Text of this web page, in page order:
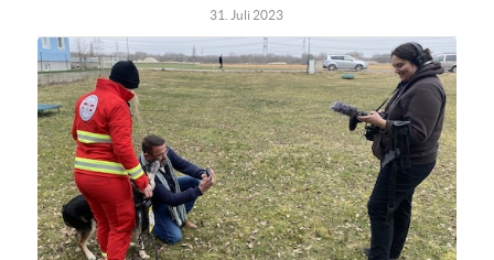
31. Juli 2023